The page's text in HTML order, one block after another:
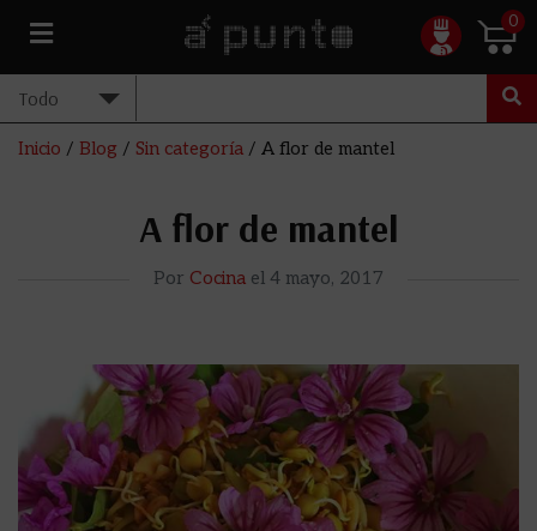
0
Inicio / Blog / Sin categoría / A flor de mantel
A flor de mantel
Por Cocina el 4 mayo, 2017